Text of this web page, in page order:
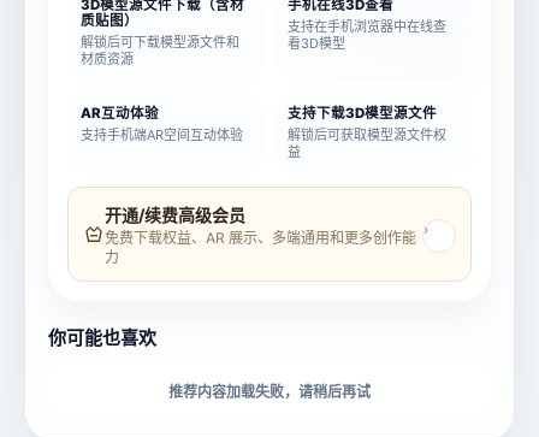
模型名称
材质贴图
3D模型源文件下载（含材
质贴图）
解锁后可下载模型源文件和
材质资源
手机在线3D查看
支持在手机浏览器中在线查
看3D模型
AR互动体验
支持手机端AR空间互动体验
支持下载3D模型源文件
解锁后可获取模型源文件权
益
开通/续费高级会员
免费下载权益、AR 展示、多端通用和更多创作能
力
›
你可能也喜欢
推荐内容加载失败，请稍后再试